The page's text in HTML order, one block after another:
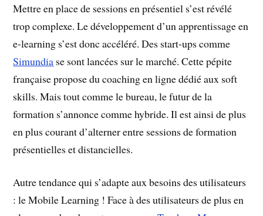
Mettre en place de sessions en présentiel s’est révélé
trop complexe. Le développement d’un apprentissage en
e-learning s’est donc accéléré. Des start-ups comme
Simundia se sont lancées sur le marché. Cette pépite
française propose du coaching en ligne dédié aux soft
skills. Mais tout comme le bureau, le futur de la
formation s’annonce comme hybride. Il est ainsi de plus
en plus courant d’alterner entre sessions de formation
présentielles et distancielles.
Autre tendance qui s’adapte aux besoins des utilisateurs
: le Mobile Learning ! Face à des utilisateurs de plus en